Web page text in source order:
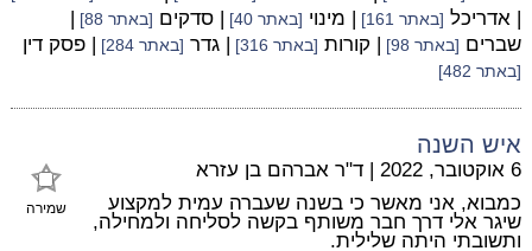
| אדריכל [באתר 161] | מינוי [באתר 40] | סדקים [באתר 88]
|
שברים [באתר 98] | קורות [באתר 316] | גדר [באתר 284] | פסק דין
[באתר 482]
איש השנה
שמירה
6 אוקטובר, 2022 | ד"ר אברהם בן עזרא
כמבוא, אני מאשר כי בשנה שעברה עמית למקצוע
שיגר אלי דרך חבר משותף בקשה לסליחה ולמחילה,
ותשובתי היתה שלילית.